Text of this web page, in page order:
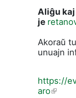
Aliĝu
je
Akoraŭ
unuajn
https://
aro(link